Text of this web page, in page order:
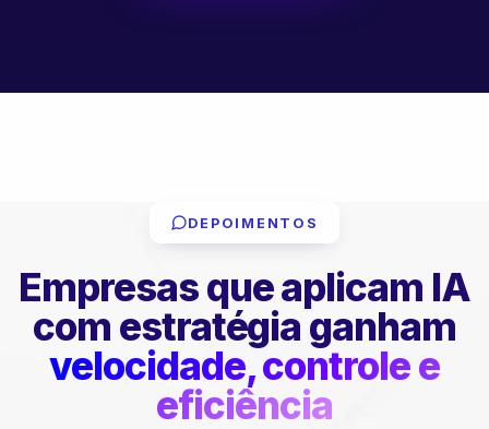
DEPOIMENTOS
Empresas que aplicam IA
com estratégia ganham
velocidade, controle e
eficiência